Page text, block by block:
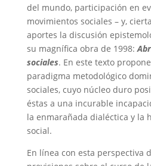
del mundo, participación en
movimientos sociales – y,
aportes la discusión
su magnífica obra de 1998:
sociales. En este texto
paradigma metodológico
sociales, cuyo núcleo duro
éstas a una incurable
la enmarañada dialéctica y la
social.
En línea con esta perspectiva